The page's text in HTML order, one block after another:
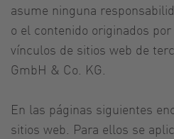
asume ninguna
o el contenido originados
vínculos de sitios web de
GmbH & Co. KG.
En las páginas siguientes
sitios web. Para ellos se